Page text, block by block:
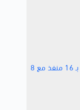
DH-LR2218-16ET-240 سويتش PoE بـ 16 منفذ مع 8